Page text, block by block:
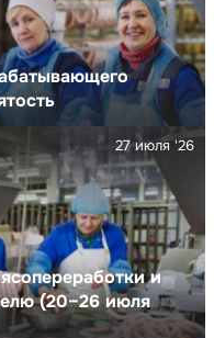
и
(20–26 июля
27 июля '26